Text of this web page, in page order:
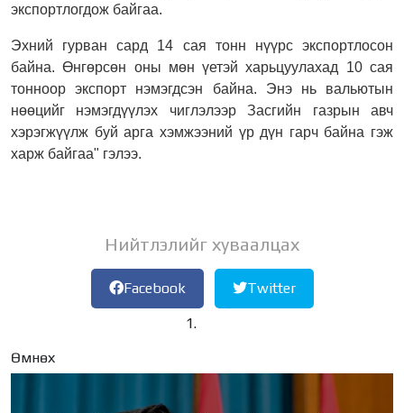
экспортлогдож байгаа.
Эхний гурван сард 14 сая тонн нүүрс экспортлосон
байна. Өнгөрсөн оны мөн үетэй харьцуулахад 10 сая
тонноор экспорт нэмэгдсэн байна. Энэ нь вальютын
нөөцийг нэмэгдүүлэх чиглэлээр Засгийн газрын авч
хэрэгжүүлж буй арга хэмжээний үр дүн гарч байна гэж
харж байгаа" гэлээ.
Нийтлэлийг хуваалцах
Facebook Twitter
Өмнөх